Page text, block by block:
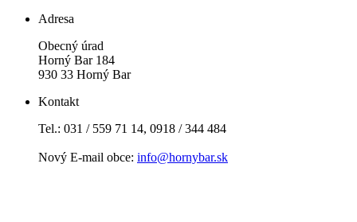
Adresa
Obecný úrad
Horný Bar 184
930 33 Horný Bar
Kontakt
Tel.: 031 / 559 71 14, 0918 / 344 484
Nový E-mail obce: info@hornybar.sk